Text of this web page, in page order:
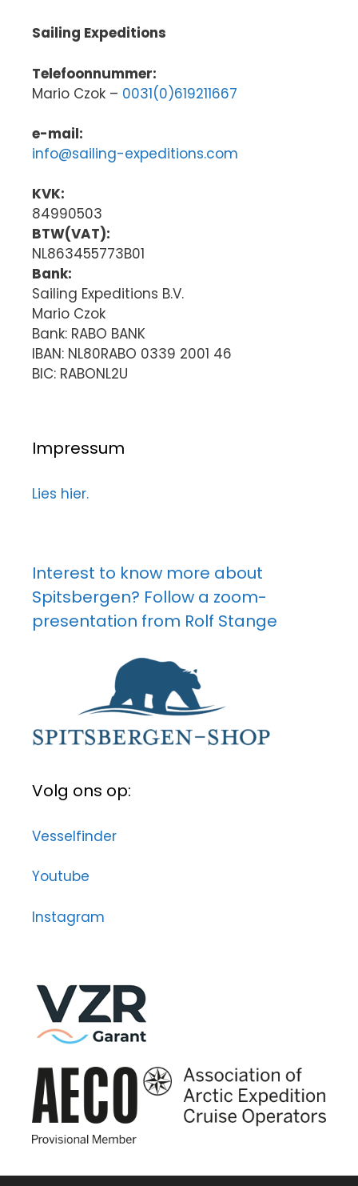
Sailing Expeditions
Telefoonnummer:
Mario Czok – 0031(0)619211667
e-mail:
info@sailing-expeditions.com
KVK:
84990503
BTW(VAT):
NL863455773B01
Bank:
Sailing Expeditions B.V.
Mario Czok
Bank: RABO BANK
IBAN: NL80RABO 0339 2001 46
BIC: RABONL2U
Impressum
Lies hier.
Interest to know more about
Spitsbergen? Follow a zoom-
presentation from Rolf Stange
Volg ons op:
Vesselfinder
Youtube
Instagram